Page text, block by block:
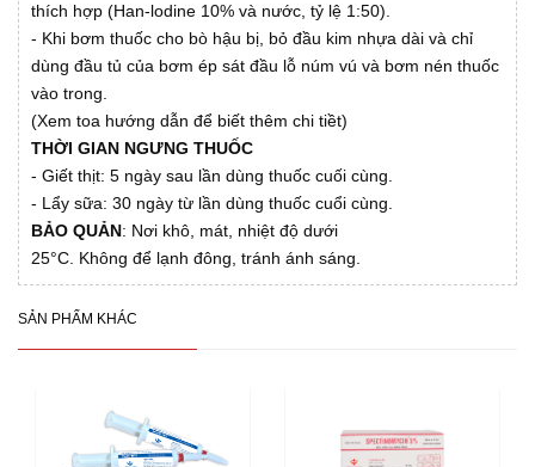
thích hợp (Han-lodine 10% và nước, tỷ lệ 1:50).
- Khi bơm thuốc cho bò hậu bị, bỏ đầu kim nhựa dài và chỉ
dùng đầu tủ của bơm ép sát đầu lỗ núm vú và bơm nén thuốc
vào trong.
(Xem toa hướng dẫn để biết thêm chi tiềt)
THỜI GIAN NGƯNG THUỐC
- Giết thịt: 5 ngày sau lần dùng thuốc cuối cùng.
- Lẩy sữa: 30 ngày từ lần dùng thuốc cuổi cùng.
BẢO QUẢN: Nơi khô, mát, nhiệt độ dưới
25°C. Không để lạnh đông, tránh ánh sáng.
SẢN PHẨM KHÁC